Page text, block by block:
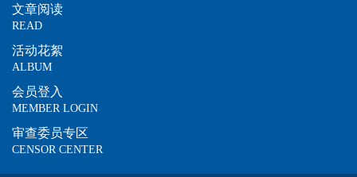
文章阅读
READ
活动花絮
ALBUM
会员登入
MEMBER LOGIN
审查委员专区
CENSOR CENTER